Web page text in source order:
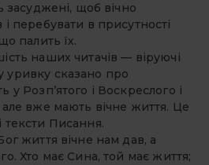
засуджені, щоб вічно
перебувати в присутності
палить їх.
наших читачів — віруючі
сказано про
у Розп’ятого і Воскреслого і
але вже мають вічне життя. Це
тексти Писання.
життя вічне нам дав, а
Хто має Сина, той має життя;